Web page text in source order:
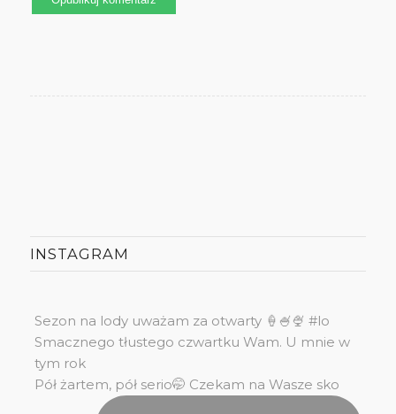
INSTAGRAM
Sezon na lody uważam za otwarty 🍦🍧🍨 #lo
Smacznego tłustego czwartku Wam. U mnie w
tym rok
Pół żartem, pół serio🤭 Czekam na Wasze sko